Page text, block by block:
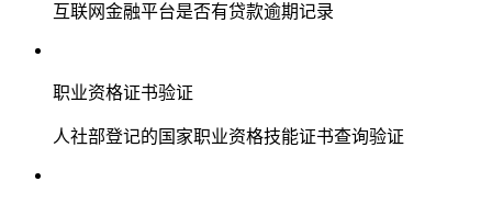
互联网金融平台是否有贷款逾期记录
职业资格证书验证
人社部登记的国家职业资格技能证书查询验证